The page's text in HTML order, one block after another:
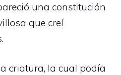
una constitución
que creí
criatura, la cual podía